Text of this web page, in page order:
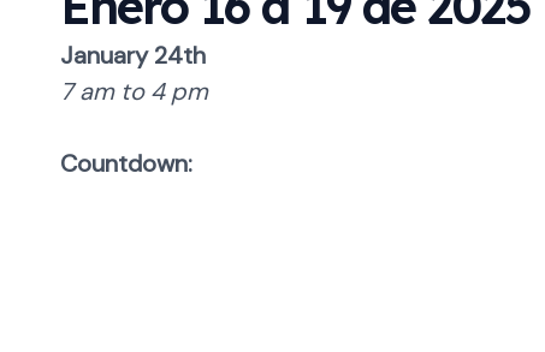
January 24th
7 am to 4 pm
Countdown: